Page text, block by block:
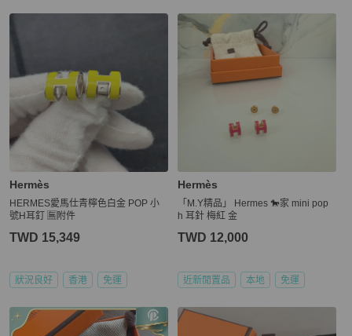
Hermès
HERMES愛馬仕青檸色白金 POP 小
號H耳釘 🈚附件
TWD 15,349
狀況良好 香港 免運
Hermès
「M.Y精品」 Hermes 🐎家 mini pop
h 耳針 梅紅 金
TWD 12,000
近新閒置品 本地 免運